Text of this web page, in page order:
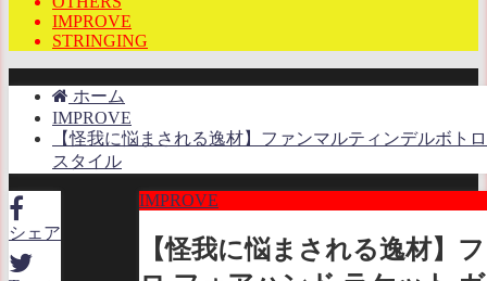
IMPROVE
STRINGING
ホーム
IMPROVE
【怪我に悩まされる逸材】ファンマルティンデルボト
スタイル
シェア
IMPROVE
【怪我に悩まされる逸材】